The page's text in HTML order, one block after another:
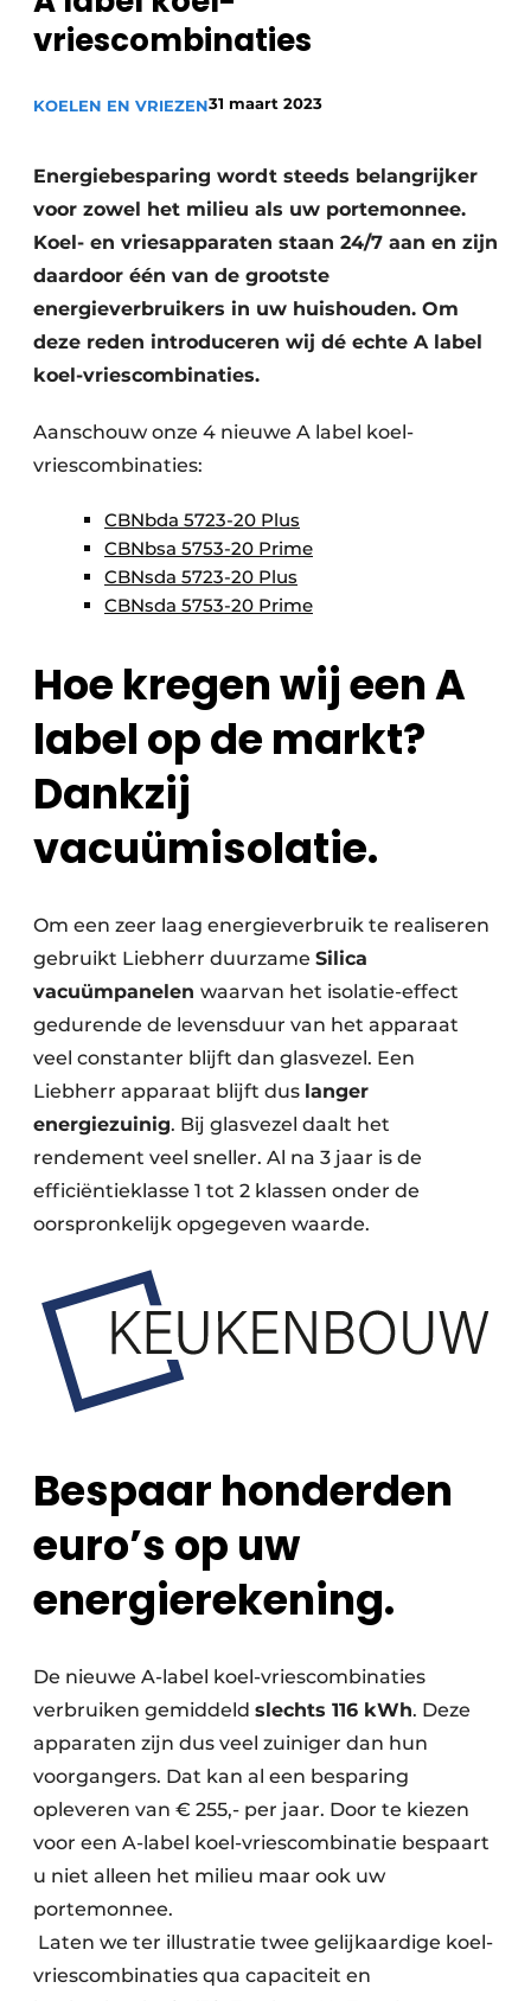
Privacy / Cookie statement
Vacature aanmelden
vriescombinaties
KOELEN EN VRIEZEN31 maart 2023
Energiebesparing wordt steeds belangrijker
voor zowel het milieu als uw portemonnee.
Koel- en vriesapparaten staan 24/7 aan en zijn
daardoor één van de grootste
energieverbruikers in uw huishouden. Om
deze reden introduceren wij dé echte A label
koel-vriescombinaties.
Aanschouw onze 4 nieuwe A label koel-
vriescombinaties:
CBNbda 5723-20 Plus
CBNbsa 5753-20 Prime
CBNsda 5723-20 Plus
CBNsda 5753-20 Prime
Hoe kregen wij een A
label op de markt?
Dankzij
vacuümisolatie.
Om een zeer laag energieverbruik te realiseren
gebruikt Liebherr duurzame Silica
vacuümpanelen waarvan het isolatie-effect
gedurende de levensduur van het apparaat
veel constanter blijft dan glasvezel. Een
Liebherr apparaat blijft dus langer
energiezuinig. Bij glasvezel daalt het
rendement veel sneller. Al na 3 jaar is de
efficiëntieklasse 1 tot 2 klassen onder de
oorspronkelijk opgegeven waarde.
Bespaar honderden
euro’s op uw
energierekening.
De nieuwe A-label koel-vriescombinaties
verbruiken gemiddeld slechts 116 kWh. Deze
apparaten zijn dus veel zuiniger dan hun
voorgangers. Dat kan al een besparing
opleveren van € 255,- per jaar. Door te kiezen
voor een A-label koel-vriescombinatie bespaart
u niet alleen het milieu maar ook uw
portemonnee.
Laten we ter illustratie twee gelijkaardige koel-
vriescombinaties qua capaciteit en